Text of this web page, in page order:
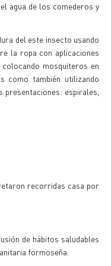
agua de los comederos y
del este insecto usando
la ropa con aplicaciones
mosquiteros en
como también utilizando
espirales,
recorridas casa por
de hábitos saludables
formoseña.